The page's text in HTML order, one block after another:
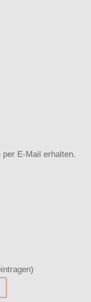
E-Mail erhalten.